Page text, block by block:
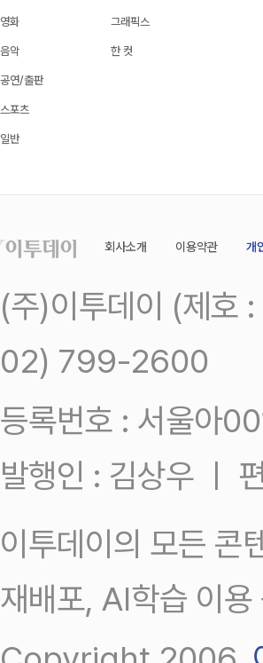
영화
음악
공연/출판
스포츠
일반
그래픽스
한 컷
회사소개 이용약관 개
(주)이투데이 (제호
02) 799-2600
등록번호 : 서울아
발행인 : 김상우 ㅣ
이투데이의 모든 콘
재배포, AI학습 이